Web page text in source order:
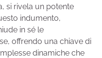
si rivela un potente
indumento,
in sé le
offrendo una chiave di
dinamiche che